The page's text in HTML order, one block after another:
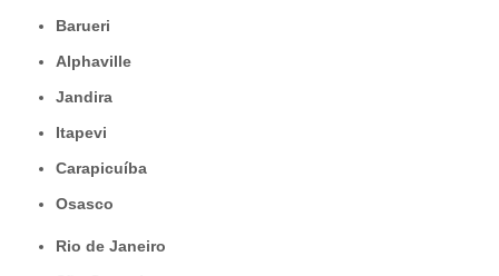
Barueri
Alphaville
Jandira
Itapevi
Carapicuíba
Osasco
Rio de Janeiro